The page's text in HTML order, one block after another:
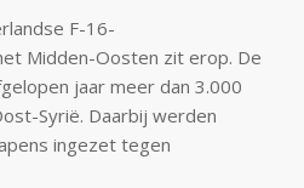
F-16-
Midden-Oosten zit erop. De
jaar meer dan 3.000
Syrië. Daarbij werden
ingezet tegen